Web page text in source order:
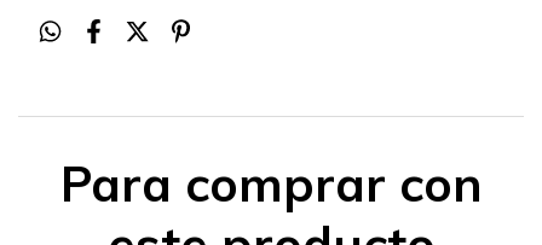
Para comprar con